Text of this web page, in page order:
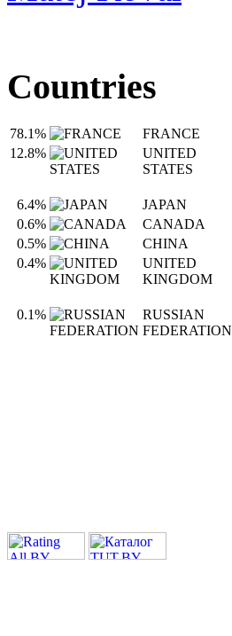
Countries
78.1%
FRANCE
12.8%
UNITED
STATES
6.4%
JAPAN
0.6%
CANADA
0.5%
CHINA
0.4%
UNITED
KINGDOM
0.1%
RUSSIAN
FEDERATION